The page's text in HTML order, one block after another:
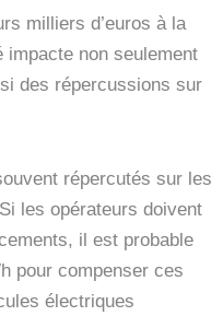
milliers d’euros à la
non seulement
des répercussions sur
répercutés sur les
les opérateurs doivent
il est probable
pour compenser ces
électriques